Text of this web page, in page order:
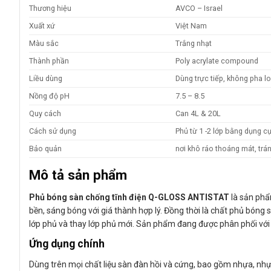
Thương hiệu
AVCO – Israel
Xuất xứ
Việt Nam
Màu sắc
Trắng nhạt
Thành phần
Poly acrylate compound
Liều dùng
Dùng trực tiếp, không pha
Nồng độ pH
7.5 – 8.5
Quy cách
Can 4L & 20L
Cách sử dụng
Phủ từ 1 -2 lớp bằng dụng
Bảo quản
nơi khô ráo thoáng mát,
Mô tả sản phẩm
Phủ bóng sàn chống tĩnh điện Q-GLOSS ANTISTAT là sản
bền, sáng bóng với giá thành hợp lý. Đồng thời là chất phủ
lớp phủ và thay lớp phủ mới. Sản phẩm đang được phân phối
Ứng dụng chính
Dùng trên mọi chất liệu sàn đàn hồi và cứng, bao gồm nhựa,